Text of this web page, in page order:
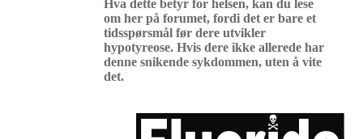
Hva dette betyr for helsen, kan du lese
om her på forumet, fordi det er bare et
tidsspørsmål før dere utvikler
hypotyreose. Hvis dere ikke allerede har
denne snikende sykdommen, uten å vite
det.